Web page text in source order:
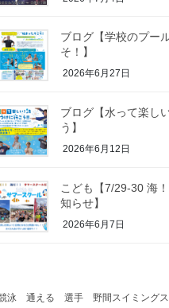
ブログ【学校のプー
そ！】
2026年6月27日
ブログ【水って楽し
う】
2026年6月12日
こども【7/29-30 海
知らせ】
2026年6月7日
泳 通える 選手
野間スイミング